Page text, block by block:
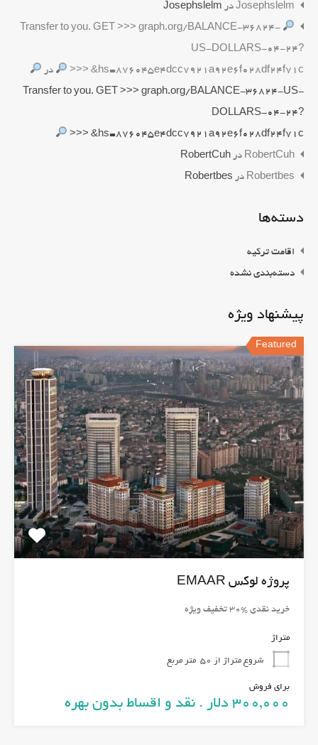
Josephslelm در Josephslelm
Transfer to you. GET >>> graph.org/BALANCE-36824-
US-DOLLARS-04-24?
hs=876045e4dcc7921a92e6f028df24f71c& <<<
در
Transfer to you. GET >>> graph.org/BALANCE-36824-US-
DOLLARS-04-24?
hs=876045e4dcc7921a92e6f028df24f71c& <<<
RobertCuh در RobertCuh
Robertbes در Robertbes
دسته‌ها
اقامت ترکیه
دسته‌بندی نشده
پیشنهاد ویژه
Featured
پروژه لوکس EMAAR
خرید نقدی %30 تخفیف ویژه
متراژ
شروع متراژ از 50 متر مربع
برای فروش
300,000 دلار . نقد و اقساط بدون بهره